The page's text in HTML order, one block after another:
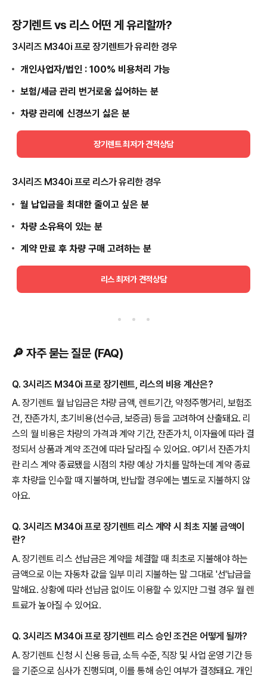
장기렌트 vs 리스 어떤 게 유리할까?
3시리즈 M340i 프로 장기렌트가 유리한 경우
개인사업자/법인 : 100% 비용처리 가능
보험/세금 관리 번거로움 싫어하는 분
차량 관리에 신경쓰기 싫은 분
장기렌트 최저가 견적상담
3시리즈 M340i 프로 리스가 유리한 경우
월 납입금을 최대한 줄이고 싶은 분
차량 소유욕이 있는 분
계약 만료 후 차량 구매 고려하는 분
리스 최저가 견적상담
🔎 자주 묻는 질문 (FAQ)
Q. 3시리즈 M340i 프로 장기렌트, 리스의 비용 계산은?
A. 장기렌트 월 납입금은 차량 금액, 렌트기간, 약정주행거리, 보험조
건, 잔존가치, 초기비용(선수금, 보증금) 등을 고려하여 산출돼요. 리
스의 월 비용은 차량의 가격과 계약 기간, 잔존가치, 이자율에 따라 결
정되서 상품과 계약 조건에 따라 달라질 수 있어요. 여기서 잔존가치
란 리스 계약 종료됐을 시점의 차량 예상 가치를 말하는데 계약 종료
후 차량을 인수할 때 지불하며, 반납할 경우에는 별도로 지불하지 않
아요.
Q. 3시리즈 M340i 프로 장기렌트 리스 계약 시 최초 지불 금액이
란?
A. 장기렌트 리스 선납금은 계약을 체결할 때 최초로 지불해야 하는
금액으로 이는 자동차 값을 일부 미리 지불하는 말 그대로 '선'납금을
말해요. 상황에 따라 선납금 없이도 이용할 수 있지만 그럴 경우 월 렌
트료가 높아질 수 있어요.
Q. 3시리즈 M340i 프로 장기렌트 리스 승인 조건은 어떻게 될까?
A. 장기렌트 신청 시 신용 등급, 소득 수준, 직장 및 사업 운영 기간 등
을 기준으로 심사가 진행되며, 이를 통해 승인 여부가 결정돼요. 개인